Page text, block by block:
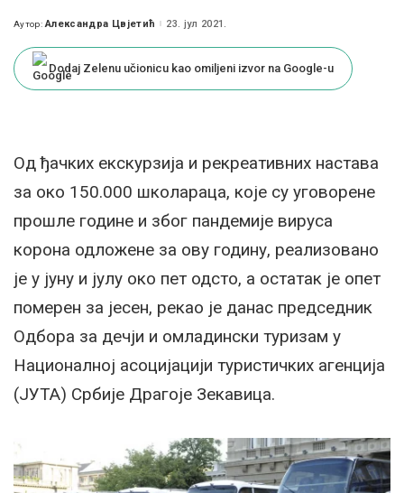
Posted
Аутор: Александра Цвјетић 23. јул 2021.
Dodaj Zelenu učionicu kao omiljeni izvor na Google-u
Од ђачких екскурзија и рекреативних настава
за око 150.000 школараца, које су уговорене
прошле године и због пандемије вируса
корона одложене за ову годину, реализовано
је у јуну и јулу око пет одсто, а остатак је опет
померен за јесен, рекао је данас председник
Одбора за дечји и омладински туризам у
Националној асоцијацији туристичких агенција
(ЈУТА) Србије Драгоје Зекавица.